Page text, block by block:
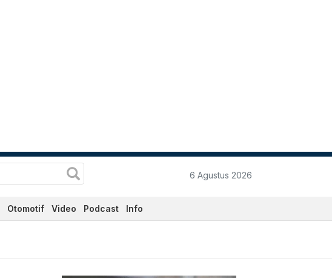
6 Agustus 2026
Otomotif Video Podcast Info